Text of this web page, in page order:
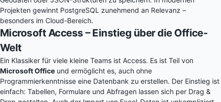
Projekten gewinnt PostgreSQL zunehmend an Relevanz –
besonders im Cloud-Bereich.
Microsoft Access – Einstieg über die Office-
Welt
Ein Klassiker für viele kleine Teams ist Access. Es ist Teil von
Microsoft Office und ermöglicht es, auch ohne
Programmierkenntnisse eine Datenbank zu erstellen. Der Einstieg ist
einfach: Tabellen, Formulare und Abfragen lassen sich per Drag &